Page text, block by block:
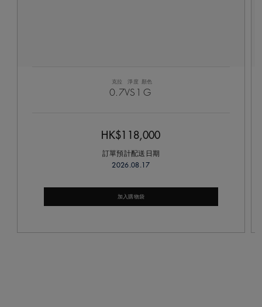
克拉
0.7
淨度
VS1
顏色
G
HK$118,000
訂單預計配送日期
2026.08.17
加入購物袋